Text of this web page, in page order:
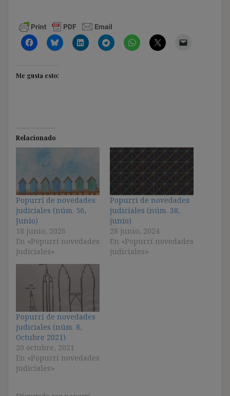
Me gusta esto:
Relacionado
Popurrí de novedades
judiciales (núm. 56,
Junio)
18 junio, 2026
En «Popurrí novedades
judiciales»
Popurrí de novedades
judiciales (núm. 38,
junio)
28 junio, 2024
En «Popurrí novedades
judiciales»
Popurrí de novedades
judiciales (núm. 8,
Octubre 2021)
20 octubre, 2021
En «Popurrí novedades
judiciales»